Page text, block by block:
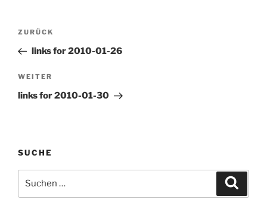
Beitragsnavigation
Vorheriger
Beitrag
ZURÜCK
links for 2010-01-26
Nächster
Beitrag
WEITER
links for 2010-01-30
SUCHE
nach: